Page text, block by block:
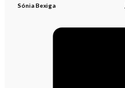
Sónia Bexiga